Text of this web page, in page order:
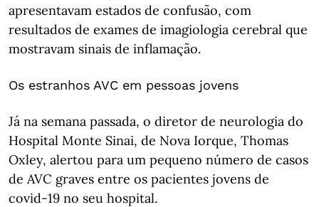
apresentavam estados de confusão, com
resultados de exames de imagiologia cerebral que
mostravam sinais de inflamação.
Os estranhos AVC em pessoas jovens
Já na semana passada, o diretor de neurologia do
Hospital Monte Sinai, de Nova Iorque, Thomas
Oxley, alertou para um pequeno número de casos
de AVC graves entre os pacientes jovens de
covid-19 no seu hospital.